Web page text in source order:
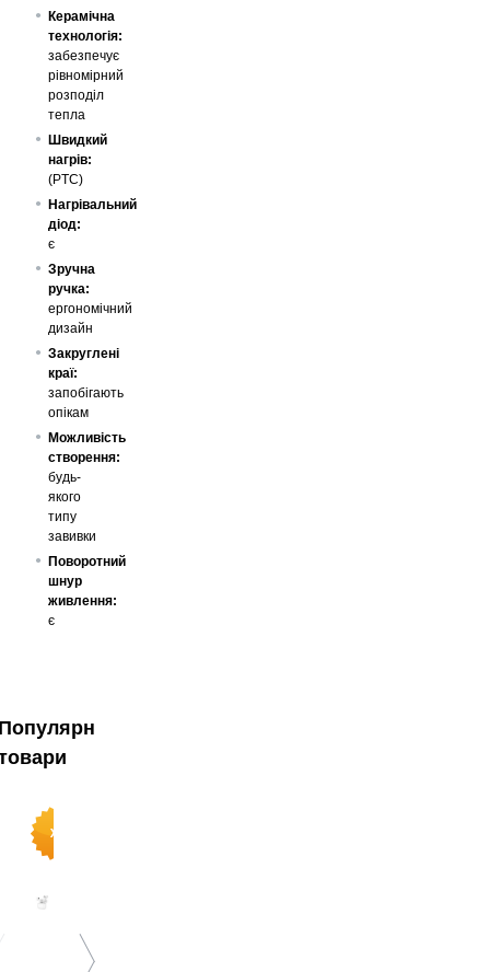
Керамічна
технологія:
забезпечує
рівномірний
розподіл
тепла
Швидкий
нагрів:
(PTC)
Нагрівальний
діод:
є
Зручна
ручка:
ергономічний
дизайн
Закруглені
краї:
запобігають
опікам
Можливість
створення:
будь-
якого
типу
завивки
Поворотний
шнур
живлення:
є